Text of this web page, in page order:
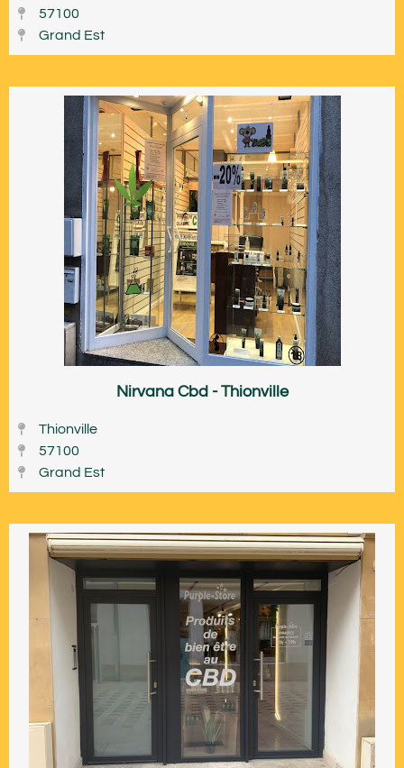
57100
Grand Est
Nirvana Cbd - Thionville
Thionville
57100
Grand Est